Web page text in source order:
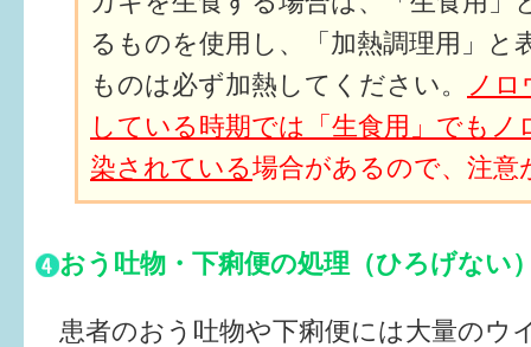
るものを使用し、「加熱調理用」と
ものは必ず加熱してください。
ノロ
している時期では「生食用」でもノ
染されている場合があるので、注意
おう吐物・下痢便の処理（ひろげない
患者のおう吐物や下痢便には大量のウ